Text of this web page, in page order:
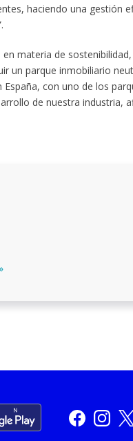
haciendo una gestión
materia de
un parque inmobiliario
España, con uno de los
de nuestra industria,